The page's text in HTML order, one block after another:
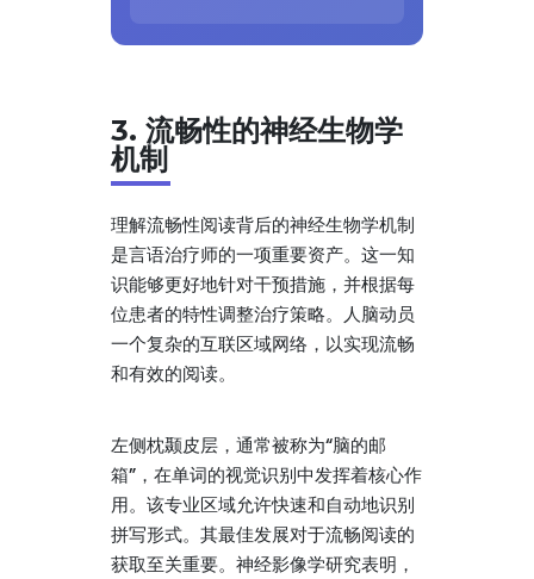
3. 流畅性的神经生物学
机制
理解流畅性阅读背后的神经生物学机制
是言语治疗师的一项重要资产。这一知
识能够更好地针对干预措施，并根据每
位患者的特性调整治疗策略。人脑动员
一个复杂的互联区域网络，以实现流畅
和有效的阅读。
左侧枕颞皮层，通常被称为“脑的邮
箱”，在单词的视觉识别中发挥着核心作
用。该专业区域允许快速和自动地识别
拼写形式。其最佳发展对于流畅阅读的
获取至关重要。神经影像学研究表明，